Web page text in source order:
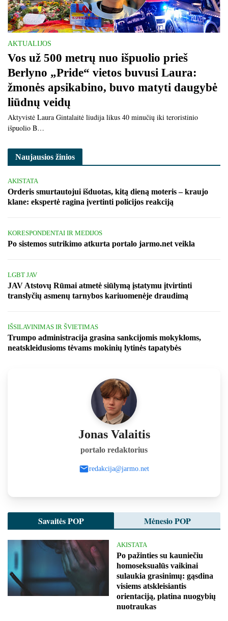
AKTUALIJOS
Vos už 500 metrų nuo išpuolio prieš
Berlyno „Pride“ vietos buvusi Laura:
žmonės apsikabino, buvo matyti daugybė
liūdnų veidų
Aktyvistė Laura Gintalaitė liudija likus 40 minučių iki teroristinio
išpuolio B…
Naujausios žinios
AKISTATA
Orderis smurtautojui išduotas, kitą dieną moteris – kraujo
klane: ekspertė ragina įvertinti policijos reakciją
KORESPONDENTAI IR MEDIJOS
Po sistemos sutrikimo atkurta portalo jarmo.net veikla
LGBT JAV
JAV Atstovų Rūmai atmetė siūlymą įstatymu įtvirtinti
translyčių asmenų tarnybos kariuomenėje draudimą
IŠSILAVINIMAS IR ŠVIETIMAS
Trumpo administracija grasina sankcijomis mokykloms,
neatskleidusioms tėvams mokinių lytinės tapatybės
Jonas Valaitis
portalo redaktorius
redakcija@jarmo.net
Savaitės POP Mėnesio POP
AKISTATA
Po pažinties su kauniečiu
homoseksualūs vaikinai
sulaukia grasinimų: gąsdina
visiems atskleisiantis
orientaciją, platina nuogybių
nuotraukas